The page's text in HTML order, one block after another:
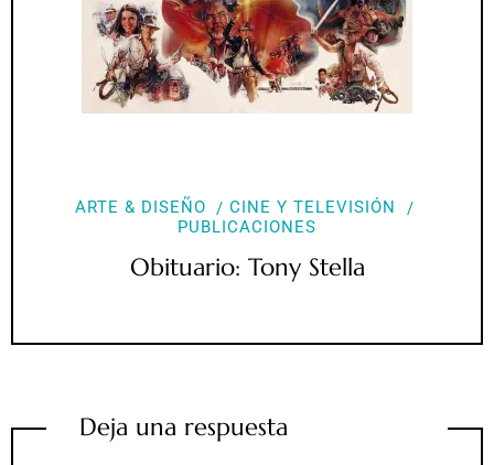
ARTE & DISEÑO
CINE Y TELEVISIÓN
PUBLICACIONES
Obituario: Tony Stella
Deja una respuesta